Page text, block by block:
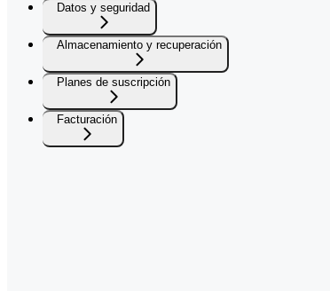
Datos y seguridad
Almacenamiento y recuperación
Planes de suscripción
Facturación